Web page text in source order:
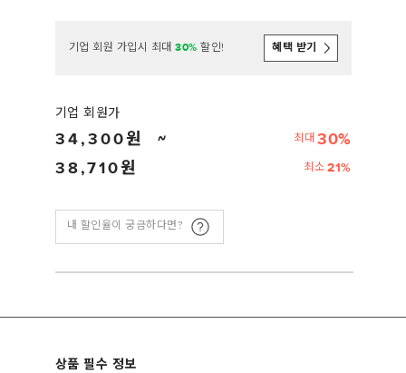
기업 회원 가입시 최대 30% 할인! 혜택 받기
기업 회원가
34,300 최대 30%
38,710
최소 21%
내 할인율이 궁금하다면?
상품 필수 정보